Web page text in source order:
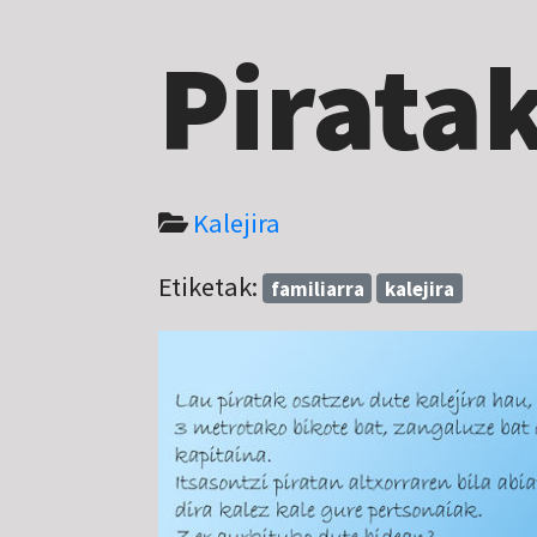
Kalejira
Etiketak: familiarra kalejira